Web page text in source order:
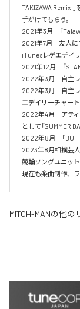
TAKIZAWA Remix-
手がけてもらう。
2021年3月　「
2021年7月　友人に
iTunesレゲエデイ
2021年12月　「
2022年3月　自主レ
2022年3月　自主
エデイリーチャート
2022年4月　アティ
として「SUMMER
2022年8月　「
2023年8月相撲芸
競輪ソングユニット
現在も楽曲制作、
MITCH-MANの他の